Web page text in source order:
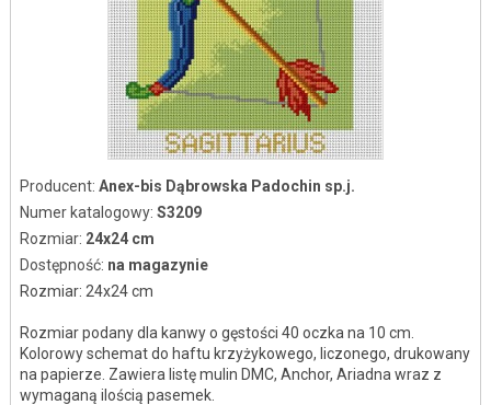
Producent: Anex-bis Dąbrowska Padochin sp.j.
Numer katalogowy: S3209
Rozmiar: 24x24 cm
Dostępność: na magazynie
Rozmiar: 24x24 cm
Rozmiar podany dla kanwy o gęstości 40 oczka na 10 cm.
Kolorowy schemat do haftu krzyżykowego, liczonego, drukowany
na papierze. Zawiera listę mulin DMC, Anchor, Ariadna wraz z
wymaganą ilością pasemek.